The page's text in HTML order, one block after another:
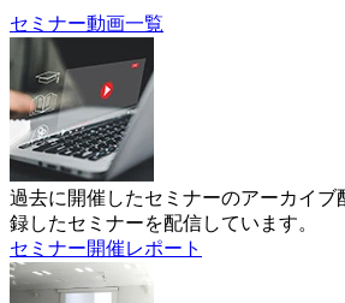
セミナー動画一覧
過去に開催したセミナーのアーカイブ
録したセミナーを配信しています。
セミナー開催レポート